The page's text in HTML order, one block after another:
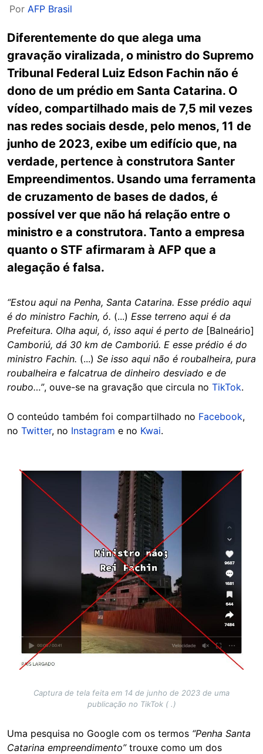
Por AFP Brasil
Diferentemente do que alega uma
gravação viralizada, o ministro do Supremo
Tribunal Federal Luiz Edson Fachin não é
dono de um prédio em Santa Catarina. O
vídeo, compartilhado mais de 7,5 mil vezes
nas redes sociais desde, pelo menos, 11 de
junho de 2023, exibe um edifício que, na
verdade, pertence à construtora Santer
Empreendimentos. Usando uma ferramenta
de cruzamento de bases de dados, é
possível ver que não há relação entre o
ministro e a construtora. Tanto a empresa
quanto o STF afirmaram à AFP que a
alegação é falsa.
“Estou aqui na Penha, Santa Catarina. Esse prédio aqui
é do ministro Fachin, ó. (...) Esse terreno aqui é da
Prefeitura. Olha aqui, ó, isso aqui é perto de [Balneário]
Camboriú, dá 30 km de Camboriú. E esse prédio é do
ministro Fachin. (...) Se isso aqui não é roubalheira, pura
roubalheira e falcatrua de dinheiro desviado e de
roubo…”, ouve-se na gravação que circula no TikTok.
O conteúdo também foi compartilhado no Facebook,
no Twitter, no Instagram e no Kwai.
Image
Captura de tela feita em 14 de junho de 2023 de uma
publicação no TikTok ( .)
Uma pesquisa no Google com os termos “Penha Santa
Catarina empreendimento”trouxe como um dos